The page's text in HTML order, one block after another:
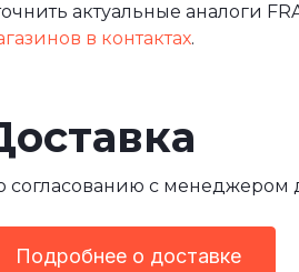
актуальные аналоги
в контактах.
согласованию с менеджером
Подробнее о доставке